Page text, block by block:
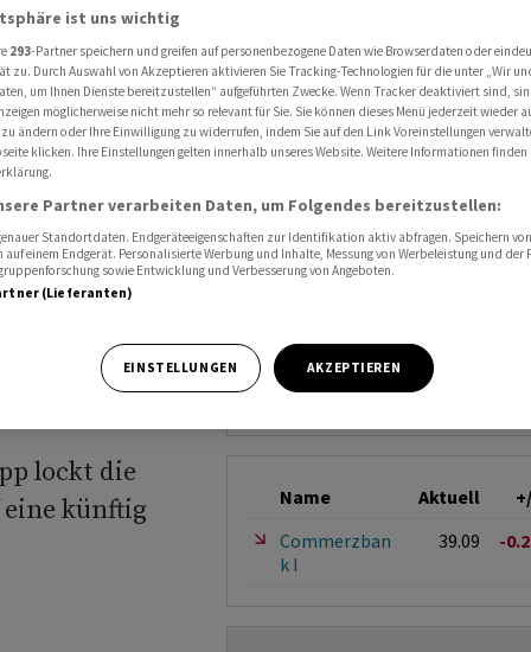
auf noch höhere Rendite im Jahr 2028
lockt die
künftig
COMMERZBANK
Name Aktuell
Commerzban
k I
39.09 -
ist uns wichtig
293-Partner speichern und greifen auf personenbezogene Daten wie Browserdaten oder
zu. Durch Auswahl von Akzeptieren aktivieren Sie Tracking-Technologien für die unter „Wir
um Ihnen Dienste bereitzustellen“ aufgeführten Zwecke. Wenn Tracker deaktiviert sind,
möglicherweise nicht mehr so relevant für Sie. Sie können dieses Menü jederzeit wieder
ändern oder Ihre Einwilligung zu widerrufen, indem Sie auf den Link Voreinstellungen
klicken. Ihre Einstellungen gelten innerhalb unseres Website. Weitere Informationen finden
Partner verarbeiten Daten, um Folgendes bereitzustellen:
Standortdaten. Endgeräteeigenschaften zur Identifikation aktiv abfragen. Speichern
einem Endgerät. Personalisierte Werbung und Inhalte, Messung von Werbeleistung und der
sowie Entwicklung und Verbesserung von Angeboten.
(Lieferanten)
EINSTELLUNGEN AKZEPTIEREN